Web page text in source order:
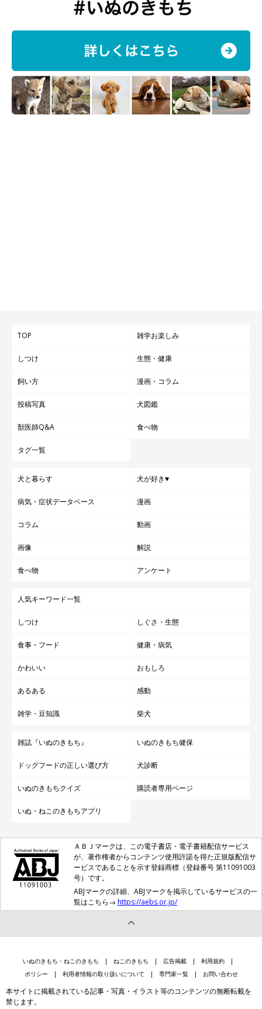
TOP 雑学お楽しみ
しつけ 生態・健康
飼い方 漫画・コラム
投稿写真 犬図鑑
獣医師Q&A 食べ物
タグ一覧
犬と暮らす 犬が好き♥
病気・症状データベース 漫画
コラム 動画
画像 解説
食べ物 アンケート
人気キーワード一覧
しつけ しぐさ・生態
食事・フード 健康・病気
かわいい おもしろ
あるある 感動
雑学・豆知識 柴犬
雑誌『いぬのきもち』 いぬのきもち健保
ドッグフードの正しい選び方 犬診断
いぬのきもちクイズ 購読者専用ページ
いぬ・ねこのきもちアプリ
ＡＢＪマークは、この電子書店・電子書籍配信サービス
が、著作権者からコンテンツ使用許諾を得た正規版配信サ
ービスであることを示す登録商標（登録番号 第11091003
号）です。
ABJマークの詳細、ABJマークを掲示しているサービスの一
覧はこちら→ https://aebs.or.jp/
いぬのきもち・ねこのきもち ねこのきもち 広告掲載
利用規約
ポリシー
利用者情報の取り扱いについて 専門家一覧 お問い合わせ
本サイトに掲載されている記事・写真・イラスト等のコンテンツの無断転載を
禁じます。